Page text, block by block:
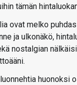
tämän
ovat melko
ja ulkonäkö,
nostalgian
huonoksi